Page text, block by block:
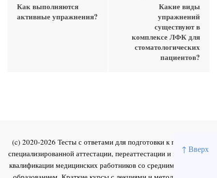
↑ Вверх
Как выполняются
активные упражнения?
Какие виды
упражнений
существуют в
комплексе ЛФК для
стоматологических
пациентов?
(c) 2020-2026 Тесты с ответами для подготовки к первичной
специализированной аттестации, переаттестации и повышения
квалификации медицинских работников со средним и высшим